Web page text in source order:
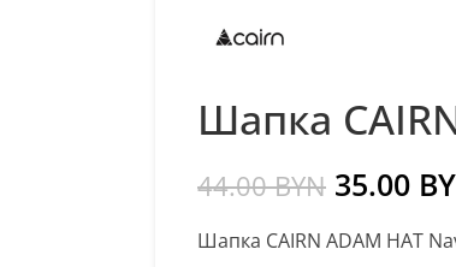
Шапка
44.00BYN 35.00
Шапка CAIRN ADAM HAT